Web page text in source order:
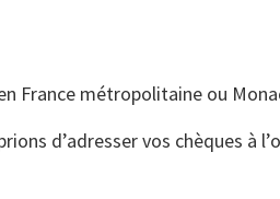
France métropolitaine ou
d’adresser vos chèques à